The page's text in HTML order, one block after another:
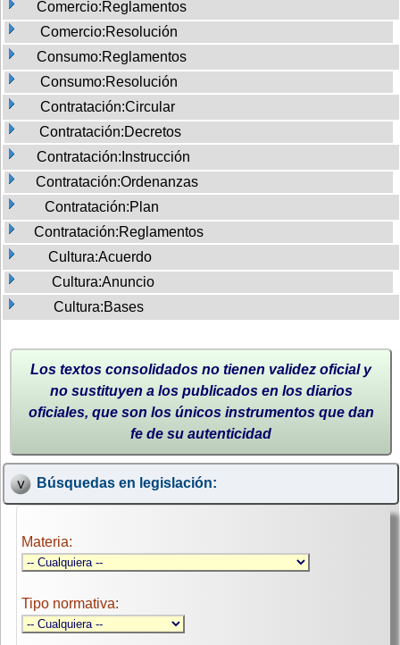
Comercio:Reglamentos
Comercio:Resolución
Consumo:Reglamentos
Consumo:Resolución
Contratación:Circular
Contratación:Decretos
Contratación:Instrucción
Contratación:Ordenanzas
Contratación:Plan
Contratación:Reglamentos
Cultura:Acuerdo
Cultura:Anuncio
Cultura:Bases
Los textos consolidados no tienen validez oficial y
no sustituyen a los publicados en los diarios
oficiales, que son los únicos instrumentos que dan
fe de su autenticidad
Búsquedas en legislación:
Materia:
Tipo normativa: